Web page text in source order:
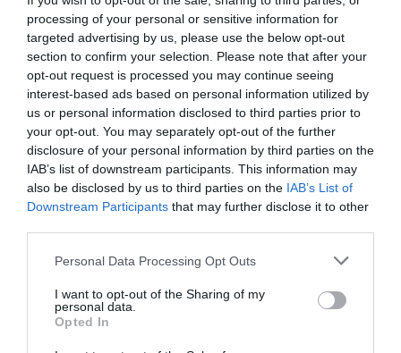
processing of your personal or sensitive information for
targeted advertising by us, please use the below opt-out
section to confirm your selection. Please note that after your
opt-out request is processed you may continue seeing
interest-based ads based on personal information utilized by
us or personal information disclosed to third parties prior to
your opt-out. You may separately opt-out of the further
disclosure of your personal information by third parties on the
IAB’s list of downstream participants. This information may
also be disclosed by us to third parties on the IAB’s List of
Downstream Participants that may further disclose it to other
Personal Data Processing Opt Outs
I want to opt-out of the Sharing of my
personal data.
Opted In
Brutál nehéz nyolc kvízkérdés: Le a kalappal, ha
jól sikerül
Nyolc kvízkérdés: Van pár perced? Játszd le ezt
az érdekes quizt
Tudásbővítő kvíz: Ez a frissítő teszt meg sem
kottyan majd